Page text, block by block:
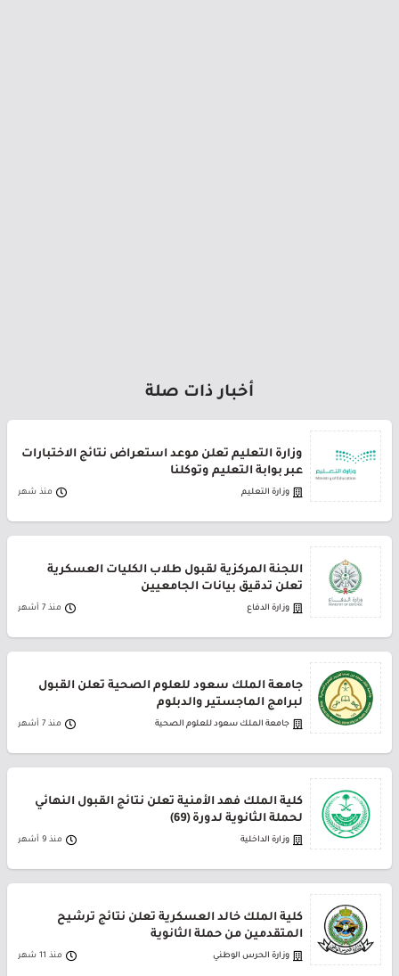
أخبار ذات صلة
وزارة التعليم تعلن موعد استعراض نتائج الاختبارات
عبر بوابة التعليم وتوكلنا
وزارة التعليم منذ شهر
اللجنة المركزية لقبول طلاب الكليات العسكرية
تعلن تدقيق بيانات الجامعيين
وزارة الدفاع منذ 7 أشهر
جامعة الملك سعود للعلوم الصحية تعلن القبول
لبرامج الماجستير والدبلوم
جامعة الملك سعود للعلوم الصحية منذ 7 أشهر
كلية الملك فهد الأمنية تعلن نتائج القبول النهائي
لحملة الثانوية لدورة (69)
وزارة الداخلية منذ 9 أشهر
كلية الملك خالد العسكرية تعلن نتائج ترشيح
المتقدمين من حملة الثانوية
وزارة الحرس الوطني منذ 11 شهر